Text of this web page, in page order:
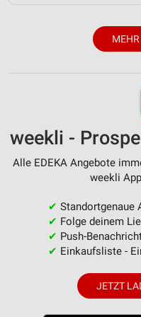
weekli -
Alle EDEKA Angebote
weekli
✔ Standortgenaue
✔ Folge deinem
✔ Push-
✔ Einkaufsliste -
JETZT
personalisierter Inhalte
Messung der
Analyse von Zielgruppen
Kombinationen von
Quellen
Entwicklung und
Verwendung reduzierter
Inhalten
IAB-Besonderheiten:
Verwendung genauer
Geräte anhand von aktiv
Informationen